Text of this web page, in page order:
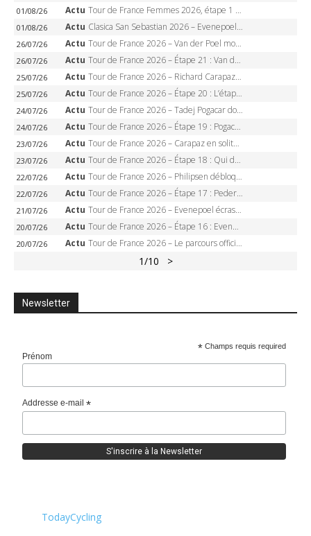
01/08/26 Actu Tour de France Femmes 2026, étape 1 – Lorena Wiebes intouchable à Lausanne, premier maillot jaune
01/08/26 Actu Clasica San Sebastian 2026 – Evenepoel recordman, 4e victoire, Carapaz battu au sprint
26/07/26 Actu Tour de France 2026 – Van der Poel monumental à Paris, Pogacar égale le record des cinq sacres
26/07/26 Actu Tour de France 2026 – Étape 21 : Van der Poel, Pogacar, qui succédera à Wout van Aert sur les Champs-Elysées ?
25/07/26 Actu Tour de France 2026 – Richard Carapaz roi des Alpes, doublé et maillot à pois, Seixas perd le podium
25/07/26 Actu Tour de France 2026 – Étape 20 : L’étape reine, Galibier, Sarenne, Alpe d’Huez, qui succédera à Pogacar ?
24/07/26 Actu Tour de France 2026 – Tadej Pogacar dompte l’Alpe d’Huez, 5e victoire, record de Pantani pulvérisé
24/07/26 Actu Tour de France 2026 – Étape 19 : Pogacar peut-il enfin dompter l’Alpe d’Huez ?
23/07/26 Actu Tour de France 2026 – Carapaz en solitaire à Orcières-Merlette, Paret-Peintre à un point du maillot à pois
23/07/26 Actu Tour de France 2026 – Étape 18 : Qui domptera Orcières-Merlette, première marche vers l’Alpe d’Huez ?
22/07/26 Actu Tour de France 2026 – Philipsen débloque son compteur à Voiron, Pedersen en danger pour le maillot vert
22/07/26 Actu Tour de France 2026 – Étape 17 : Pedersen peut-il verrouiller le maillot vert à Voiron ?
21/07/26 Actu Tour de France 2026 – Evenepoel écrase le chrono d’Évian, Seixas 4e, Lipowitz abandonne
20/07/26 Actu Tour de France 2026 – Étape 16 : Evenepoel, Pogacar, Ganna… qui domptera le chrono d’Évian pour redessiner le podium ?
20/07/26 Actu Tour de France 2026 – Le parcours officiel complet : 21 étapes, profils, carte et dates
1/10 >
Newsletter
* Champs requis required
Prénom
Addresse e-mail*
TodayCycling